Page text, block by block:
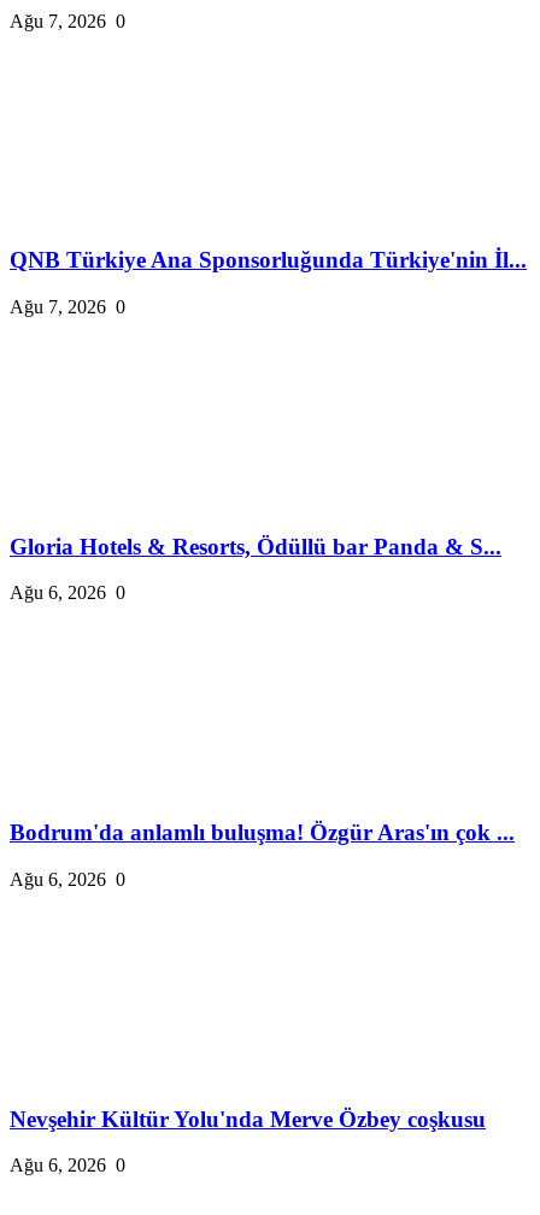
Ağu 7, 2026 0
QNB Türkiye Ana Sponsorluğunda Türkiye'nin İl...
Ağu 7, 2026 0
Gloria Hotels & Resorts, Ödüllü bar Panda & S...
Ağu 6, 2026 0
Bodrum'da anlamlı buluşma! Özgür Aras'ın çok ...
Ağu 6, 2026 0
Nevşehir Kültür Yolu'nda Merve Özbey coşkusu
Ağu 6, 2026 0